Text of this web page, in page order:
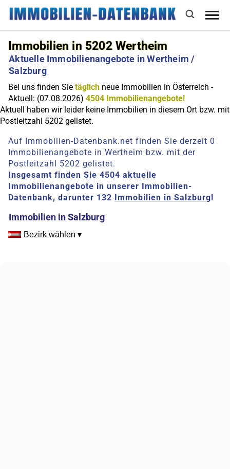
Immobilien in 5202 Wertheim
Aktuelle Immobilienangebote in Wertheim /
Salzburg
Bei uns finden Sietäglich neue Immobilien in Österreich -
Aktuell: (07.08.2026)4504 Immobilienangebote!
Aktuell haben wir leider keine Immobilien in diesem Ort bzw. mit
Postleitzahl 5202 gelistet.
Auf Immobilien-Datenbank.net finden Sie derzeit 0
Immobilienangebote in Wertheim bzw. mit der
Postleitzahl 5202 gelistet.
Insgesamt finden Sie 4504 aktuelle
Immobilienangebote in unserer Immobilien-
Datenbank, darunter 132 Immobilien in Salzburg!
Immobilien in Salzburg
Bezirk wählen ▾